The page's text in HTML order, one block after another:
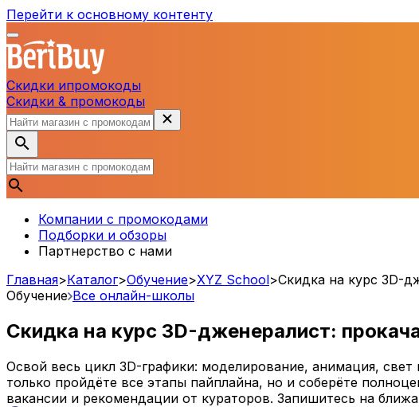
Перейти к основному контенту
Скидки ипромокоды
Скидки & промокоды
Компании с промокодами
Подборки и обзоры
Партнерство с нами
Главная>Каталог>Обучение>XYZ School>Скидка на курс 3D-
Обучение Все онлайн-школы
Скидка на курс 3D-дженералист:
Освой весь цикл 3D-графики: моделирование, анимация,
только пройдёте все этапы пайплайна, но и соберёте
вакансии и рекомендации от кураторов. Запишитесь на